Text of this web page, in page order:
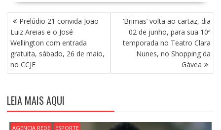
N
A
V
G
A
Ã
O
D
E
Prelúdio 21 convida João
Luiz Areias e o José
Wellington com entrada
gratuita, sábado, 26 de maio,
no CCJF
‘Brimas’ volta ao cartaz, dia
02 de junho, para sua 10ª
temporada no Teatro Clara
Nunes, no Shopping da
Gávea
LEIA MAIS AQUI
AGENCIA REDE ESPORTE